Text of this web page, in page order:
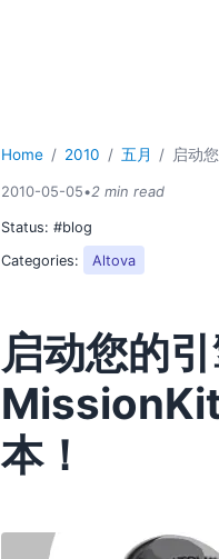
Home 2010 五月 启动
2010-05-05•2 min read
Status:#blog
Categories:
Altova
启动您的
本！